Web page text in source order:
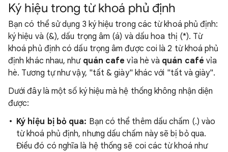
Ký hiệu trong từ khoá phủ định
Bạn có thể sử dụng 3 ký hiệu trong các từ khoá phủ định:
ký hiệu và (&), dấu trọng âm (á) và dấu hoa thị (*). Từ
khoá phủ định có dấu trọng âm được coi là 2 từ khoá phủ
định khác nhau, như quán cafe vỉa hè và quán café vỉa
hè. Tương tự như vậy, "tất & giày" khác với "tất và giày".
Dưới đây là một số ký hiệu mà hệ thống không nhận diện
được:
Ký hiệu bị bỏ qua: Bạn có thể thêm dấu chấm (.) vào
từ khoá phủ định, nhưng dấu chấm này sẽ bị bỏ qua.
Điều đó có nghĩa là hệ thống sẽ coi các từ khoá như